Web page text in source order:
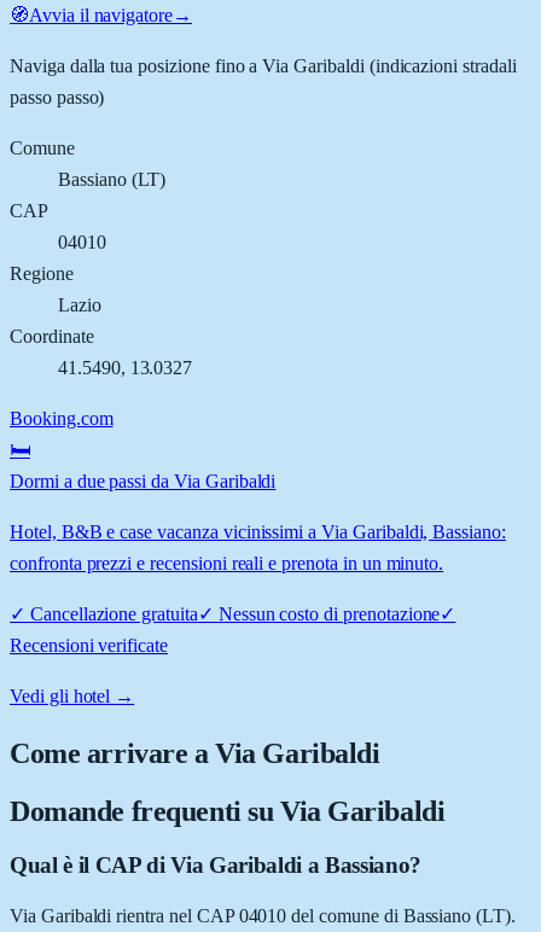
🧭Avvia il navigatore→
Naviga dalla tua posizione fino aVia Garibaldi (indicazioni stradali
passo passo)
Comune
Bassiano(LT)
CAP
04010
Regione
Lazio
Coordinate
41.5490, 13.0327
Booking.com
🛏️
Dormi a due passi da Via Garibaldi
Hotel, B&B e case vacanza vicinissimi a Via Garibaldi, Bassiano:
confronta prezzi e recensioni reali e prenota in un minuto.
✓ Cancellazione gratuita✓ Nessun costo di prenotazione✓
Recensioni verificate
Vedi gli hotel →
Come arrivare aVia Garibaldi
Domande frequenti su Via Garibaldi
Qual è il CAP di Via Garibaldi a Bassiano?
Via Garibaldi rientra nel CAP 04010 del comune di Bassiano (LT).